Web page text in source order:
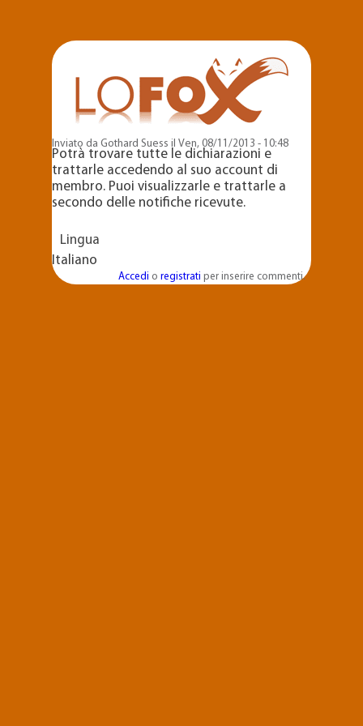
principale
Inviato da Gothard Suess il Ven, 08/11/2013 - 10:48
Potrà trovare tutte le dichiarazioni e
trattarle accedendo al suo account di
membro. Puoi visualizzarle e trattarle a
secondo delle notifiche ricevute.
Lingua
Italiano
Accedi oregistrati per inserire commenti.